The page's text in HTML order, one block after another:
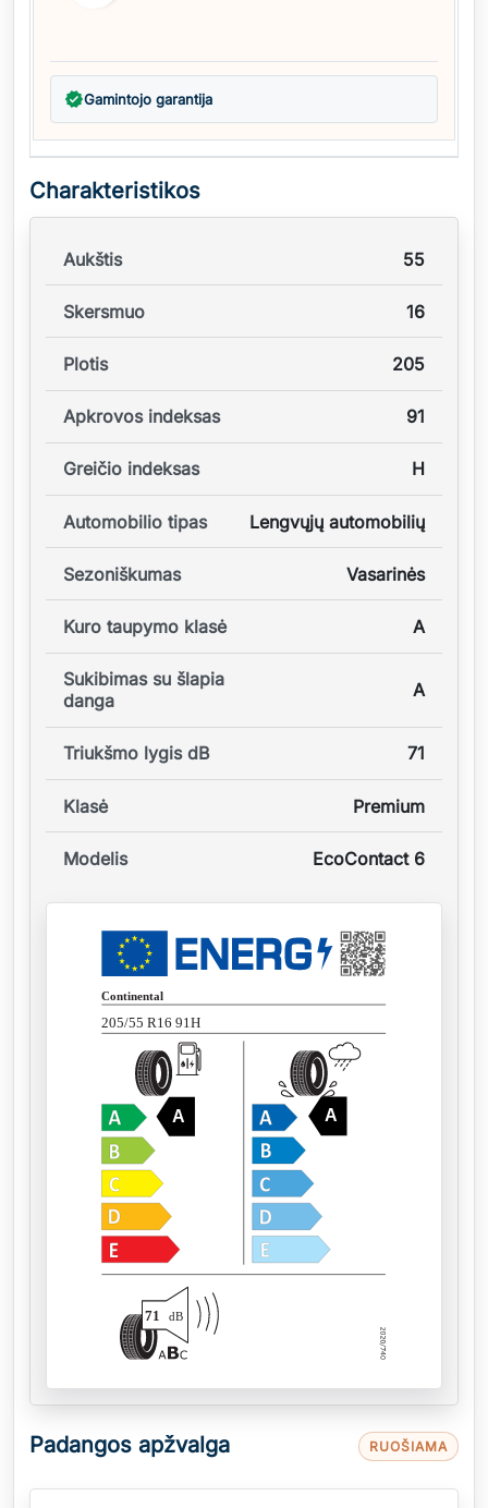
verifiedGamintojo garantija
Charakteristikos
Aukštis 55
Skersmuo 16
Plotis 205
Apkrovos indeksas 91
Greičio indeksas H
Automobilio tipas Lengvųjų automobilių
Sezoniškumas Vasarinės
Kuro taupymo klasė A
Sukibimas su šlapia
danga
A
Triukšmo lygis dB 71
Klasė Premium
Modelis EcoContact 6
Continental
205/55 R16 91H
A A
71 dB
Padangos apžvalga RUOŠIAMA